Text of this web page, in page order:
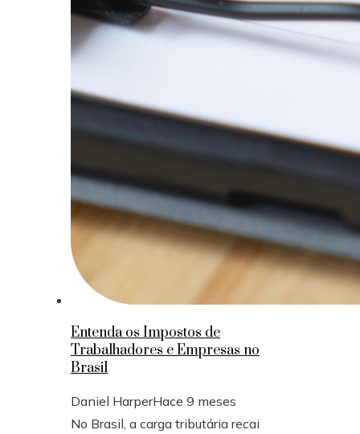
Entenda os Impostos de
Trabalhadores e Empresas no
Brasil
Daniel HarperHace 9 meses
No Brasil, a carga tributária recai